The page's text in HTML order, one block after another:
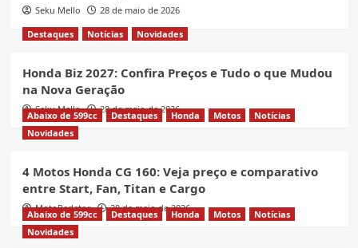
Seku Mello
28 de maio de 2026
Destaques
Notícias Novidades
Honda Biz 2027: Confira Preços e Tudo o que Mudou
na Nova Geração
Seku Mello 28 de maio de 2026
Abaixo de 599cc Destaques Honda Motos
Notícias
Novidades
4 Motos Honda CG 160: Veja preço e comparativo
entre Start, Fan, Titan e Cargo
MotoRedator 28 de maio de 2026
Abaixo de 599cc Destaques Honda Motos
Notícias
Novidades